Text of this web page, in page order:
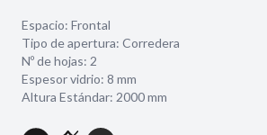
Espacio: Frontal
Tipo de apertura: Corredera
Nº de hojas: 2
Espesor vidrio: 8 mm
Altura Estándar: 2000 mm